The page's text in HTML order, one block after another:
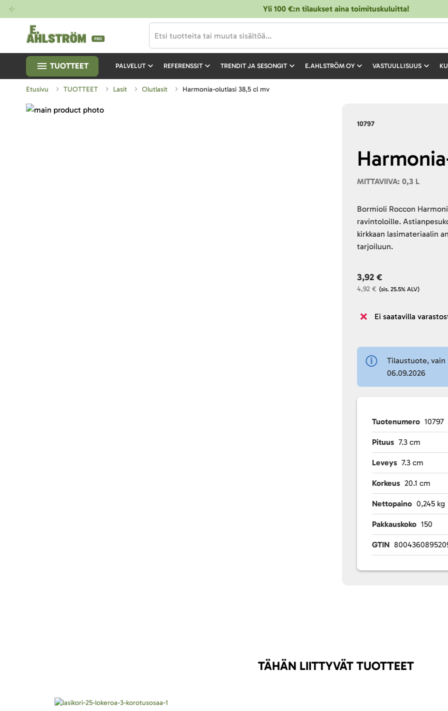
Yli 100 €:n tilaukset aina toimituskuluitta!
TUOTTEET PALVELUT REFERENSSIT TRENDIT JA SESONGIT E.AHLSTRÖM OY VASTUULLISUUS
Etusivu TUOTTEET Lasit Olutlasit Harmonia-olutlasi 38,5 cl mv
10797
MITTAVIIVA: 0,3 L
Bormioli Roccon
ravintoloille.
kirkkaan lasimateriaalin
tarjoiluun.
(sis. 25.5% ALV)
4,92 €
3,92 €
Ei saatavilla
Tilaustuote,
06.09.2026
Tuotenumero 10797
Pituus 7.3 cm
Leveys 7.3 cm
Korkeus 20.1 cm
Nettopaino 0,245 kg
Pakkauskoko 150
GTIN
Skip
TÄHÄN LIITTYVÄT TUOTTEET